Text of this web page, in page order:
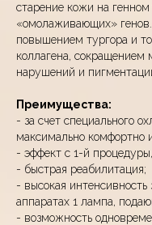
старение кожи на
«омолаживающих»
повышением тургора и
коллагена,
нарушений и
Преимущества:
- за счет специального
максимально комфортно
- эффект с 1-й
- быстрая реабилитация;
- высокая
аппаратах 1 лампа,
- возможность